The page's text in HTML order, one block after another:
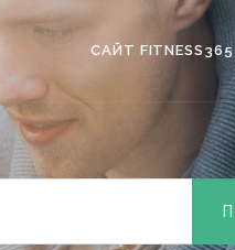
САЙТ FITNESS365